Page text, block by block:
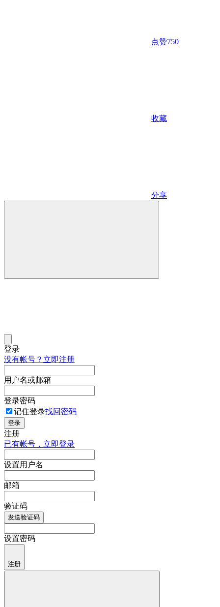
点赞750
收藏
分享
登录
没有帐号？立即注册
用户名或邮箱
登录密码
记住登录找回密码
登录
注册
已有帐号，立即登录
设置用户名
邮箱
验证码
发送验证码
设置密码
注册